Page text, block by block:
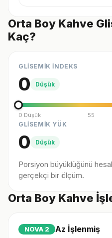
Orta Boy Kahve
Kaç?
GLİSEMİK İNDEKS
0 Düşük
0 Düşük 55
GLİSEMİK YÜK
0 Düşük
Porsiyon büyüklüğünü
gerçekçi bir ölçüm.
Orta Boy Kahve
NOVA 2 Az İşlenmiş